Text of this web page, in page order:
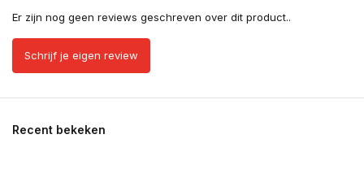
Er zijn nog geen reviews geschreven over dit product..
Schrijf je eigen review
Recent bekeken